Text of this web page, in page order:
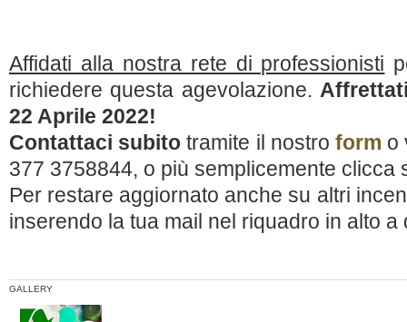
Affidati alla nostra rete di professionisti
richiedere questa agevolazione.
22 Aprile 2022!
Contattaci subito tramite il nostroform o
377 3758844, o più semplicemente clicca
Per restare aggiornato anche su altri
inserendo la tua mail nel riquadro in alto a
GALLERY